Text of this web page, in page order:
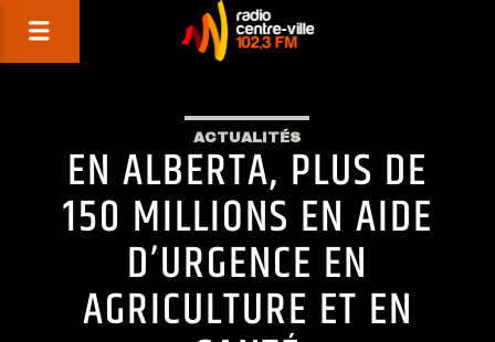
ACTUALITÉS
EN ALBERTA, PLUS DE
150 MILLIONS EN AIDE
D’URGENCE EN
AGRICULTURE ET EN